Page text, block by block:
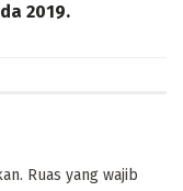
2019.
Ruas yang wajib